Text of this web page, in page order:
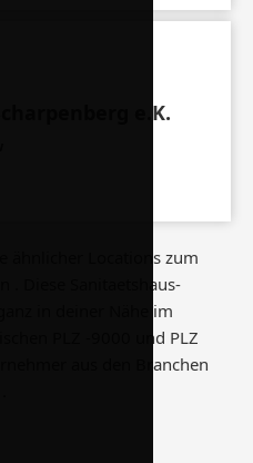
e.K.
ähnlicher Locations zum
. Diese Sanitaetshaus-
in deiner Nähe im
PLZ -9000 und PLZ
aus den Branchen